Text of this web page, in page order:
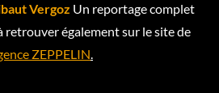
Vergoz Un reportage complet
retrouver également sur le site de
ZEPPELIN.